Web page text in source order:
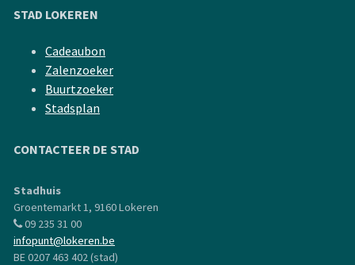
STAD LOKEREN
Cadeaubon
Zalenzoeker
Buurtzoeker
Stadsplan
CONTACTEER DE STAD
Stadhuis
Groentemarkt 1, 9160 Lokeren
09 235 31 00
infopunt@lokeren.be
BE 0207 463 402 (stad)